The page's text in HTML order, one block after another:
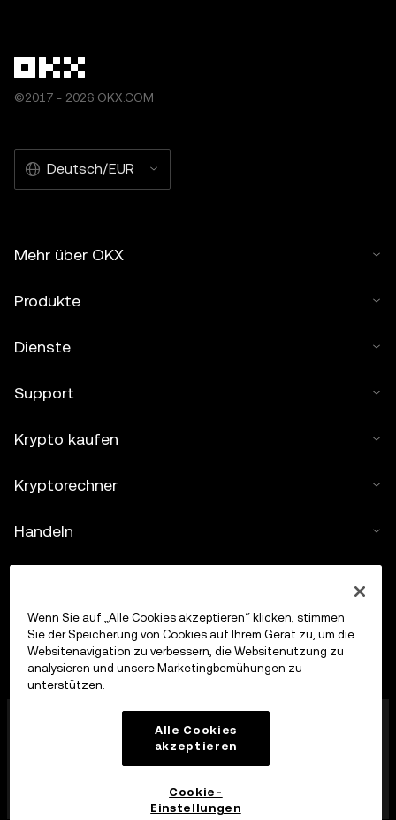
©2017 - 2026 OKX.COM
Deutsch/EUR
Mehr über OKX
Produkte
Dienste
Support
Krypto kaufen
Kryptorechner
Handeln
Die OKX Europe Limited, die unter dem Handelsnamen
OKX firmiert, ist jetzt eine Krypto-Asset-
Handelsplattform, die von der MFSA gemäß Artikel 28
des Markets in Crypto-Assets Act (Kapitel 647 der
Gesetze von Malta) als Krypto-Asset-Dienstleister
zugelassen wurde.
Wenn Sie auf „Alle Cookies akzeptieren“ klicken, stimmen
Sie der Speicherung von Cookies auf Ihrem Gerät zu, um die
Websitenavigation zu verbessern, die Websitenutzung zu
analysieren und unsere Marketingbemühungen zu
unterstützen.
Alle Cookies
akzeptieren
Cookie-
Einstellungen